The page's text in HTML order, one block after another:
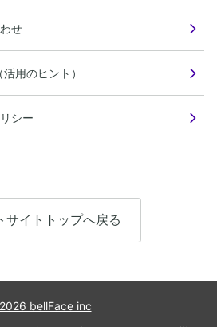
せ
用のヒント）
シー
サイトトップへ戻る
bellFace inc